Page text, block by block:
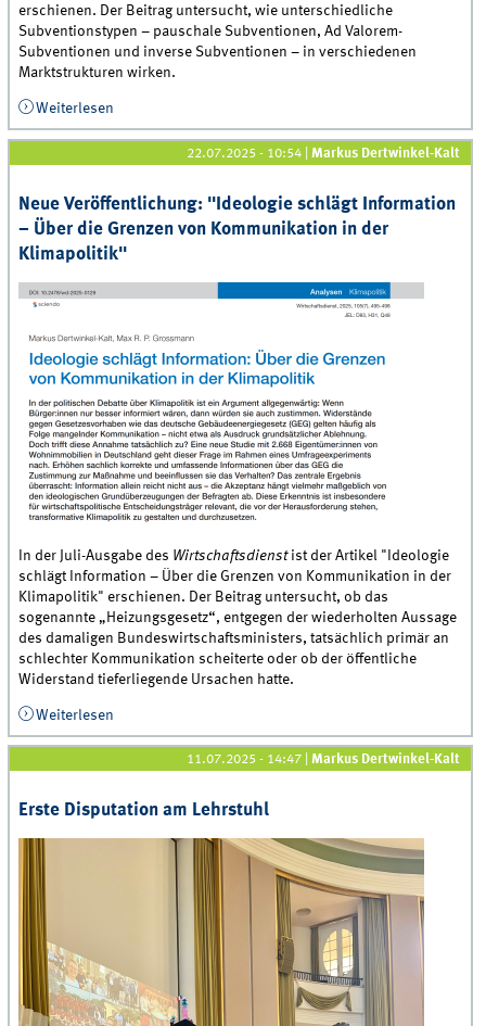
erschienen. Der Beitrag untersucht, wie unterschiedliche
Subventionstypen – pauschale Subventionen, Ad Valorem-
Subventionen und inverse Subventionen – in verschiedenen
Marktstrukturen wirken.
Weiterlesen
Vergleich: Die inverse Subvention als effizientere
Alternative&quot;22.07.2025 - 10:54 |Markus Dertwinkel-Kalt
Neue Veröffentlichung: "Ideologie schlägt Information
– Über die Grenzen von Kommunikation in der
Klimapolitik"
In der Juli-Ausgabe des Wirtschaftsdienstist der Artikel "Ideologie
schlägt Information – Über die Grenzen von Kommunikation in der
Klimapolitik" erschienen. Der Beitrag untersucht, ob das
sogenannte „Heizungsgesetz“, entgegen der wiederholten Aussage
des damaligen Bundeswirtschaftsministers, tatsächlich primär an
schlechter Kommunikation scheiterte oder ob der öffentliche
Widerstand tieferliegende Ursachen hatte.
Weiterlesen
Information – Über die Grenzen von Kommunikation in
der Klimapolitik&quot;
11.07.2025 - 14:47 |Markus Dertwinkel-Kalt
Erste Disputation am Lehrstuhl